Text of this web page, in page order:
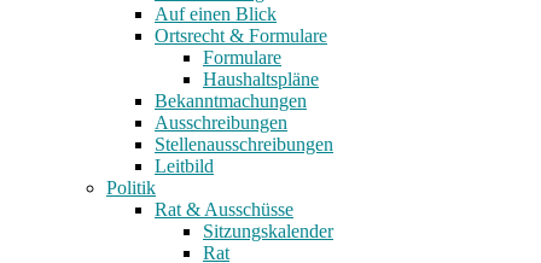
Auf einen Blick
Ortsrecht & Formulare
Formulare
Haushaltspläne
Bekanntmachungen
Ausschreibungen
Stellenausschreibungen
Leitbild
Politik
Rat & Ausschüsse
Sitzungskalender
Rat